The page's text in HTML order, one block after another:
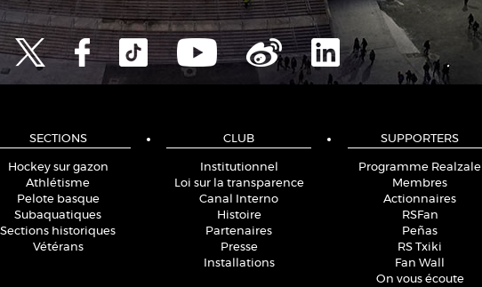
SECTIONS
Hockey sur gazon
Athlétisme
Pelote basque
Subaquatiques
Sections historiques
Vétérans
CLUB
Institutionnel
Loi sur la transparence
Canal Interno
Histoire
Partenaires
Presse
Installations
SUPPORTERS
Programme Realzale
Membres
Actionnaires
RSFan
Peñas
RS Txiki
Fan Wall
On vous écoute